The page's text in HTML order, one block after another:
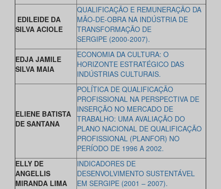
EDILEIDE DA
SILVA ACIOLE
QUALIFICAÇÃO E REMUNERAÇÃO DA
MÃO-DE-OBRA NA INDÚSTRIA DE
TRANSFORMAÇÃO DE
SERGIPE (2000-2007).
EDJA JAMILE
SILVA MAIA
ECONOMIA DA CULTURA: O
HORIZONTE ESTRATÉGICO DAS
INDÚSTRIAS CULTURAIS.
ELIENE BATISTA
DE SANTANA
POLÍTICA DE QUALIFICAÇÃO
PROFISSIONAL NA PERSPECTIVA DE
INSERÇÃO NO MERCADO DE
TRABALHO: UMA AVALIAÇÃO DO
PLANO NACIONAL DE QUALIFICAÇÃO
PROFISSIONAL (PLANFOR) NO
PERÍODO DE 1996 A 2002.
ELLY DE
ANGELLIS
MIRANDA LIMA
INDICADORES DE
DESENVOLVIMENTO SUSTENTÁVEL
EM SERGIPE (2001 – 2007).